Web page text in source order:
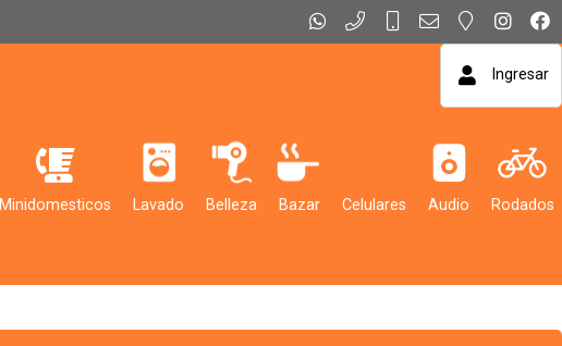
Ingresar
Minidomesticos Lavado Belleza Bazar Celulares Audio Rodados